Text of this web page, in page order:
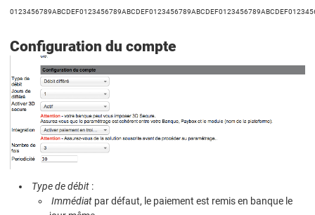
Configuration du compte
Type de débit :
Immédiat par défaut, le paiement est remis en banque le